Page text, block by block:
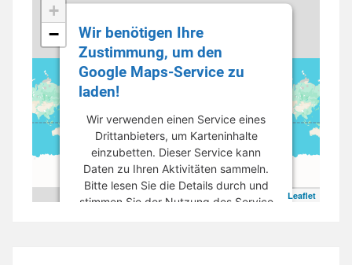
+
−
Leaflet
Wir benötigen Ihre
Zustimmung, um den
Google Maps-Service zu
laden!
Wir verwenden einen Service eines
Drittanbieters, um Karteninhalte
einzubetten. Dieser Service kann
Daten zu Ihren Aktivitäten sammeln.
Bitte lesen Sie die Details durch und
stimmen Sie der Nutzung des Service